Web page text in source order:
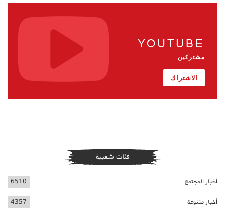
YOUTUBE
مشتركين
الاشتراك
فئات شعبية
أخبار المجتمع 6510
أخبار متنوعة 4357